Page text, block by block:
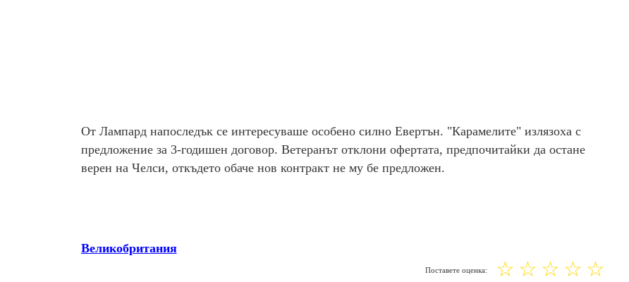
От Лампард напоследък се интересуваше особено силно Евертън. "Карамелите" излязоха с
предложение за 3-годишен договор. Ветеранът отклони офертата, предпочитайки да остане
верен на Челси, откъдето обаче нов контракт не му бе предложен.
Великобритания
Поставете оценка: ☆
☆
☆
☆
☆